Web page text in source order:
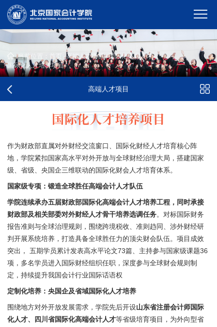
当前位置： 首页 -高端人才项目-国际化高端人才-
国际化人才培养项目
高端人才项目
国际化人才培养项目
作为财政部直属对外财经交流窗口、国际化财经人才培育核心阵
地，学院紧扣国家高水平对外开放与全球财经治理大局，搭建国家
级、省级、央国企三维联动的国际化财会人才培育体系。
国家级专项：锻造全球胜任高端会计人才队伍
学院连续承办五届财政部国际化高端会计人才培养工程，同时承接
财政部及相关部委对外财经人才骨干培养选调任务。对标国际财务
报告准则与全球治理规则，围绕跨境税收、准则趋同、涉外财经研
判开展系统培养，打造具备全球胜任力的顶尖财会队伍。项目成效
突出， 五期学员累计发表高水平论文73篇、主持参与国家级课题36
项，多名学员进入国际财经组织任职，深度参与全球财会规则制
定，持续提升我国会计行业国际话语权
定制化培养 ：央国企及省域国际化人才培养
围绕地方对外开放发展需求，学院先后开设山东省注册会计师国际
化人才、四川省国际化高端会计人才等省级培育项目，为外向型省